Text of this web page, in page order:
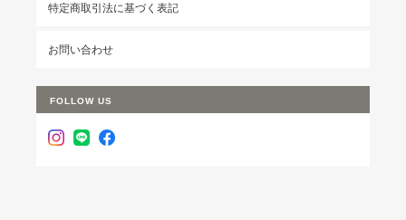
特定商取引法に基づく表記
お問い合わせ
FOLLOW US